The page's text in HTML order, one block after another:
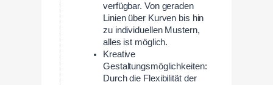
verfügbar. Von geraden
Linien über Kurven bis hin
zu individuellen Mustern,
alles ist möglich.
Kreative
Gestaltungsmöglichkeiten:
Durch die Flexibilität der